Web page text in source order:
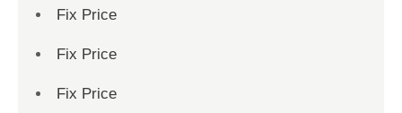
Fix Price
Fix Price
Fix Price